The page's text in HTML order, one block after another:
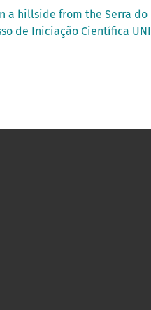
a hillside from the Serra
de Iniciação Científica